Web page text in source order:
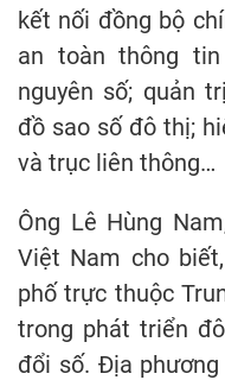
kết nối đồng bộ
an toàn thông
nguyên số; quản
đồ sao số đô thị;
và trục liên thông…
Ông Lê Hùng
Việt Nam cho
phố trực thuộc
trong phát triển
đổi số. Địa